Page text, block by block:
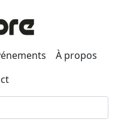
À propos